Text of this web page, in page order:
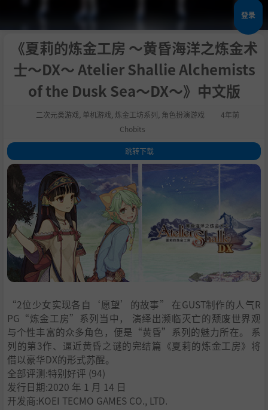
登录
《夏莉的炼金工房 ～黄昏海洋之炼金术
士～DX～ Atelier Shallie Alchemists
of the Dusk Sea～DX～》中文版
二次元类游戏 单机游戏 炼金工坊系列 角色扮演游戏
4年前
Chobits
跳转下载
1.关于这款游戏
系统需求
.学习版下载
“2位少女实现各自‘愿望’的故事” 在GUST制作的人气R
PG“炼金工房”系列当中， 演绎出濒临灭亡的颓废世界观
与个性丰富的众多角色，便是“黄昏”系列的魅力所在。 系
列的第3作、逼近黄昏之谜的完结篇《夏莉的炼金工房》将
借以豪华DX的形式苏醒。
全部评测:特别好评 (94)
发行日期:2020 年 1 月 14 日
开发商:KOEI TECMO GAMES CO., LTD.